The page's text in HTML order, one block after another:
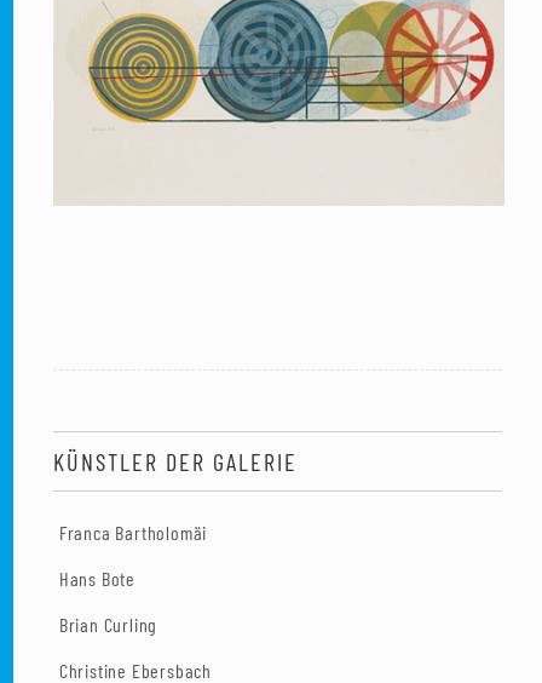
KÜNSTLER DER GALERIE
Franca Bartholomäi
Hans Bote
Brian Curling
Christine Ebersbach